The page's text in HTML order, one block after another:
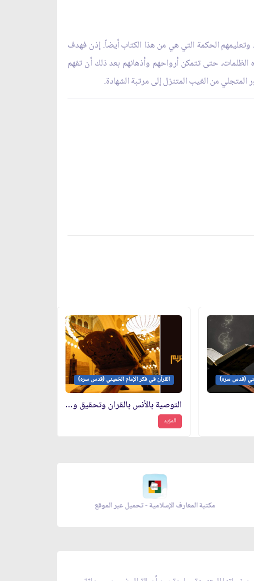
وتعليمهم الحكمة التي هي من هذا الكتاب أيضاً. إذن فهدف
حتى تتمكن أرواحهم وأذهانهم بعد ذلك أن تفهم
من الغيب المتنزل إلى مرتبة الشهادة.
(قدس سره) القرآن في فكر الإمام الخميني (قدس سره)
التوصية بالأنس بالقران وتحقيق وتعريف‏ أبعاده المختلفة
المزيد
مكتبة المعارف الإسلامية - تحميل عبر - تحميل عبر الموقع